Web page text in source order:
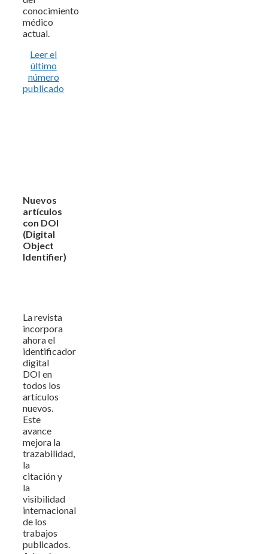
conocimiento
médico
actual.
Leer el
último
número
publicado
Nuevos
artículos
con DOI
(Digital
Object
Identifier)
La revista
incorpora
ahora el
identificador
digital
DOI en
todos los
artículos
nuevos.
Este
avance
mejora la
trazabilidad,
la
citación y
la
visibilidad
internacional
de los
trabajos
publicados.